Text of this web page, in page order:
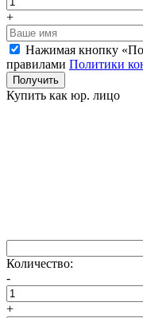
+
Нажимая кнопку
правилами Политики
Получить
Купить как юр. лицо
Количество:
-
+